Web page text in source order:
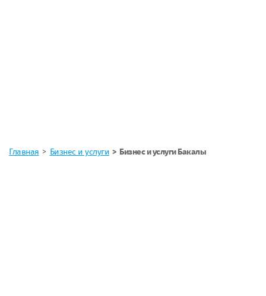
Главная Бизнес и услуги Бизнес и услуги Бакалы